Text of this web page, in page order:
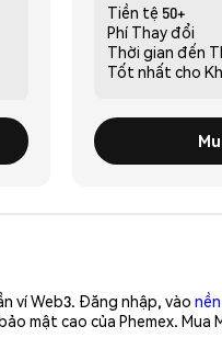
Tiền tệ 50+
Phí Thay đổi
Thời gian đến
Tốt nhất cho
ví Web3. Đăng nhập, vào
mật cao của Phemex. Mua